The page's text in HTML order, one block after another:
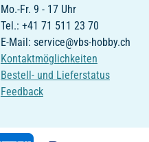
Mo.-Fr. 9 - 17 Uhr
Tel.: +41 71 511 23 70
E-Mail: service@vbs-hobby.ch
Kontaktmöglichkeiten
Bestell- und Lieferstatus
Feedback